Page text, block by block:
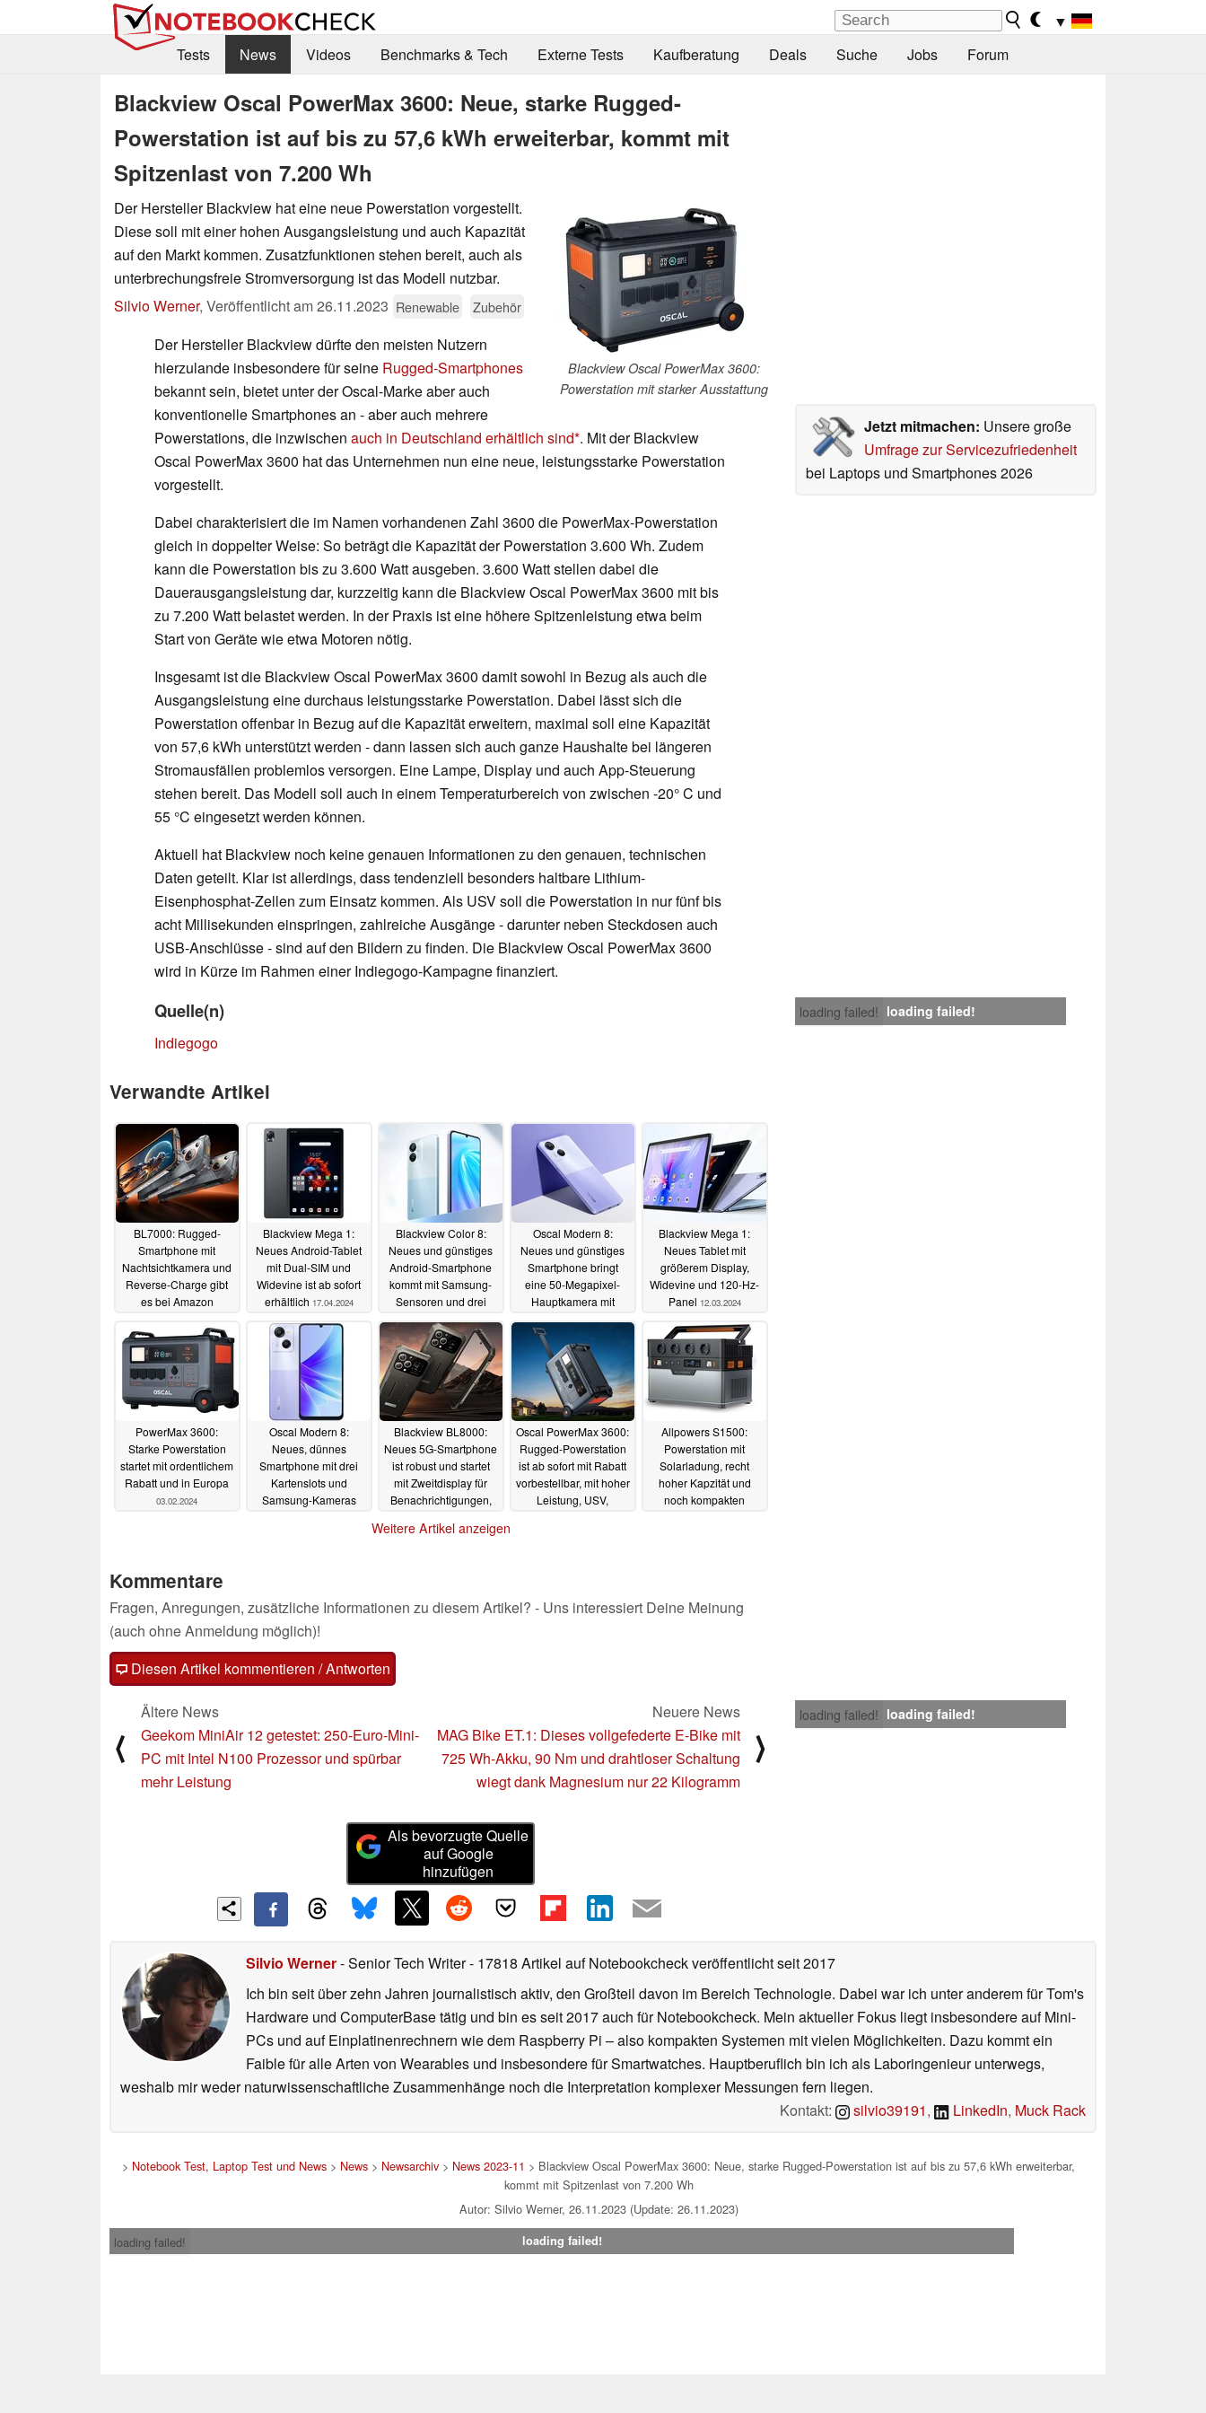
▼
Tests
News Videos Benchmarks & Tech Externe Tests Kaufberatung Deals Suche Jobs Forum
Blackview Oscal PowerMax 3600: Neue, starke Rugged-
Powerstation ist auf bis zu 57,6 kWh erweiterbar, kommt mit
Spitzenlast von 7.200 Wh
Blackview Oscal PowerMax 3600:
Powerstation mit starker Ausstattung
Der Hersteller Blackview hat eine neue Powerstation vorgestellt.
Diese soll mit einer hohen Ausgangsleistung und auch Kapazität
auf den Markt kommen. Zusatzfunktionen stehen bereit, auch als
unterbrechungsfreie Stromversorgung ist das Modell nutzbar.
Silvio Werner, Veröffentlicht am26.11.2023 Renewable Zubehör
Jetzt mitmachen: Unsere große
Umfrage zur Servicezufriedenheit
bei Laptops und Smartphones 2026
Der Hersteller Blackview dürfte den meisten Nutzern
hierzulande insbesondere für seine Rugged-Smartphones
bekannt sein, bietet unter der Oscal-Marke aber auch
konventionelle Smartphones an - aber auch mehrere
Powerstations, die inzwischen auch in Deutschland erhältlich sind . Mit der Blackview
Oscal PowerMax 3600 hat das Unternehmen nun eine neue, leistungsstarke Powerstation
vorgestellt.
Dabei charakterisiert die im Namen vorhandenen Zahl 3600 die PowerMax-Powerstation
gleich in doppelter Weise: So beträgt die Kapazität der Powerstation 3.600 Wh. Zudem
kann die Powerstation bis zu 3.600 Watt ausgeben. 3.600 Watt stellen dabei die
Dauerausgangsleistung dar, kurzzeitig kann die Blackview Oscal PowerMax 3600 mit bis
zu 7.200 Watt belastet werden. In der Praxis ist eine höhere Spitzenleistung etwa beim
Start von Geräte wie etwa Motoren nötig.
Insgesamt ist die Blackview Oscal PowerMax 3600 damit sowohl in Bezug als auch die
Ausgangsleistung eine durchaus leistungsstarke Powerstation. Dabei lässt sich die
Powerstation offenbar in Bezug auf die Kapazität erweitern, maximal soll eine Kapazität
von 57,6 kWh unterstützt werden - dann lassen sich auch ganze Haushalte bei längeren
Stromausfällen problemlos versorgen. Eine Lampe, Display und auch App-Steuerung
stehen bereit. Das Modell soll auch in einem Temperaturbereich von zwischen -20° C und
55 °C eingesetzt werden können.
Aktuell hat Blackview noch keine genauen Informationen zu den genauen, technischen
Daten geteilt. Klar ist allerdings, dass tendenziell besonders haltbare Lithium-
Eisenphosphat-Zellen zum Einsatz kommen. Als USV soll die Powerstation in nur fünf bis
acht Millisekunden einspringen, zahlreiche Ausgänge - darunter neben Steckdosen auch
USB-Anschlüsse - sind auf den Bildern zu finden. Die Blackview Oscal PowerMax 3600
wird in Kürze im Rahmen einer Indiegogo-Kampagne finanziert.
loading failed! loading failed!
Quelle(n)
Indiegogo
Verwandte Artikel
BL7000: Rugged-
Smartphone mit
Nachtsichtkamera und
Reverse-Charge gibt
es bei Amazon
Blackview Mega 1:
Neues Android-Tablet
mit Dual-SIM und
Widevine ist ab sofort
erhältlich 17.04.2024
Blackview Color 8:
Neues und günstiges
Android-Smartphone
kommt mit Samsung-
Sensoren und drei
02.04.2024
Oscal Modern 8:
Neues und günstiges
Smartphone bringt
eine 50-Megapixel-
Hauptkamera mit
12.03.2024
Blackview Mega 1:
Neues Tablet mit
größerem Display,
Widevine und 120-Hz-
Panel 12.03.2024
PowerMax 3600:
Starke Powerstation
startet mit ordentlichem
Rabatt und in Europa
03.02.2024
Oscal Modern 8:
Neues, dünnes
Smartphone mit drei
Kartenslots und
Samsung-Kameras
Blackview BL8000:
Neues 5G-Smartphone
ist robust und startet
mit Zweitdisplay für
Benachrichtigungen,
Selfies13.01.2024
Oscal PowerMax 3600:
Rugged-Powerstation
ist ab sofort mit Rabatt
vorbestellbar, mit hoher
Leistung, USV,
Allpowers S1500:
Powerstation mit
Solarladung, recht
hoher Kapzität und
noch kompakten
Weitere Artikel anzeigen
Kommentare
Fragen, Anregungen, zusätzliche Informationen zu diesem Artikel? - Uns interessiert Deine Meinung
(auch ohne Anmeldung möglich)!
Diesen Artikel kommentieren / Antworten
loading failed! loading failed!
⟨
Ältere News
Geekom MiniAir 12 getestet: 250-Euro-Mini-
PC mit Intel N100 Prozessor und spürbar
mehr Leistung
Neuere News
MAG Bike ET.1: Dieses vollgefederte E-Bike mit
725 Wh-Akku, 90 Nm und drahtloser Schaltung
wiegt dank Magnesium nur 22 Kilogramm
⟩
Als bevorzugte Quelle
auf Google
hinzufügen
Silvio Werner- Senior Tech Writer- 17818 Artikel auf Notebookcheck veröffentlichtseit 2017
Ich bin seit über zehn Jahren journalistisch aktiv, den Großteil davon im Bereich Technologie. Dabei war ich unter anderem für Tom's
Hardware und ComputerBase tätig und bin es seit 2017 auch für Notebookcheck. Mein aktueller Fokus liegt insbesondere auf Mini-
PCs und auf Einplatinenrechnern wie dem Raspberry Pi – also kompakten Systemen mit vielen Möglichkeiten. Dazu kommt ein
Faible für alle Arten von Wearables und insbesondere für Smartwatches. Hauptberuflich bin ich als Laboringenieur unterwegs,
weshalb mir weder naturwissenschaftliche Zusammenhänge noch die Interpretation komplexer Messungen fern liegen.
Kontakt:
silvio39191, LinkedIn, Muck Rack
> Notebook Test, Laptop Test und News > News > Newsarchiv > News 2023-11 > Blackview Oscal PowerMax 3600: Neue, starke Rugged-Powerstation ist auf bis zu 57,6 kWh erweiterbar,
kommt mit Spitzenlast von 7.200 Wh
Autor: Silvio Werner, 26.11.2023 (Update: 26.11.2023)
loading failed!
loading failed!